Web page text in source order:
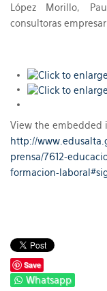
López Morillo,
consultoras
View the embedded
http://
prensa/7612-
formacion-
Save
Whatsapp